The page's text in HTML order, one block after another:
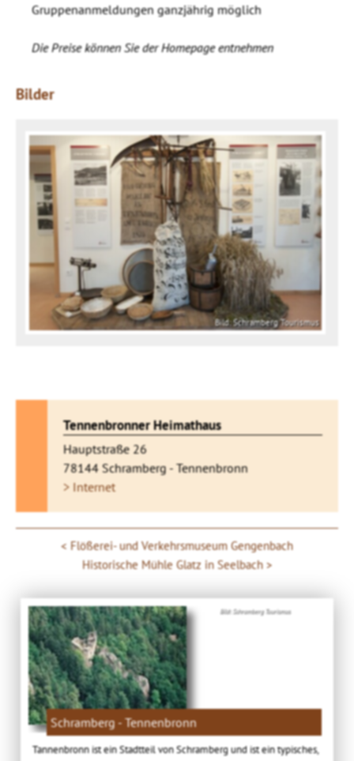
Gruppenanmeldungen ganzjährig möglich
Die Preise können Sie der Homepage entnehmen
Bilder
Bild: Schramberg Tourismus
Tennenbronner Heimathaus
Hauptstraße 26
78144 Schramberg - Tennenbronn
> Internet
Flößerei- und Verkehrsmuseum Gengenbach
Historische Mühle Glatz in Seelbach
Bild: Schramberg Tourismus
Schramberg - Tennenbronn
Tannenbronn ist ein Stadtteil von Schramberg und ist ein typisches,